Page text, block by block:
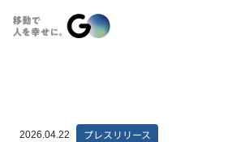
2026.04.22 プレスリリース